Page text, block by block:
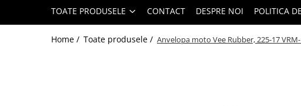
Piese de schimb
https://www.doctortrotineta.ro/electrica
Acceleratie
TOATE PRODUSELE CONTACT DESPRE NOI POLITICA
Home / Toate produsele / Anvelopa moto Vee Rubber, 225-17